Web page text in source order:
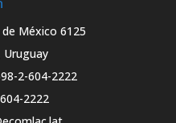
de México 6125
2-604-2222
2222